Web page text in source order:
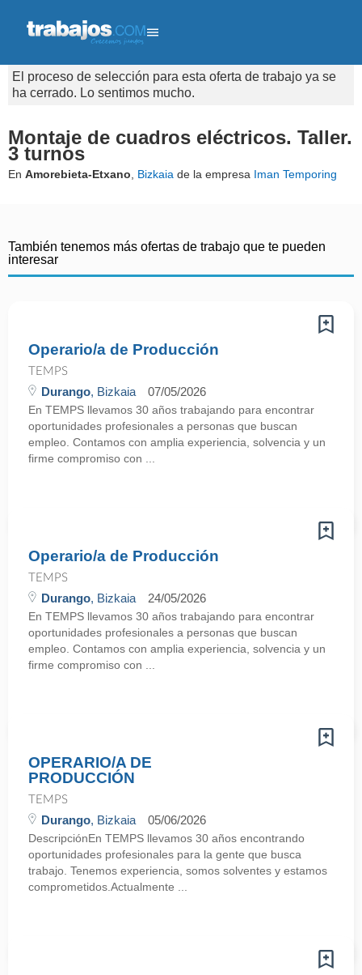
El proceso de selección para esta oferta de trabajo ya se
ha cerrado. Lo sentimos mucho.
Montaje de cuadros eléctricos. Taller.
3 turnos
En Amorebieta-Etxano Bizkaia de la empresa Iman Temporing
También tenemos más ofertas de trabajo que te pueden
interesar
Operario/a de Producción
TEMPS
Durango, Bizkaia 07/05/2026
En TEMPS llevamos 30 años trabajando para encontrar
oportunidades profesionales a personas que buscan
empleo. Contamos con amplia experiencia, solvencia y un
firme compromiso con ...
Operario/a de Producción
TEMPS
Durango, Bizkaia 24/05/2026
En TEMPS llevamos 30 años trabajando para encontrar
oportunidades profesionales a personas que buscan
empleo. Contamos con amplia experiencia, solvencia y un
firme compromiso con ...
OPERARIO/A DE
PRODUCCIÓN
TEMPS
Durango, Bizkaia 05/06/2026
DescripciónEn TEMPS llevamos 30 años encontrando
oportunidades profesionales para la gente que busca
trabajo. Tenemos experiencia, somos solventes y estamos
comprometidos.Actualmente ...